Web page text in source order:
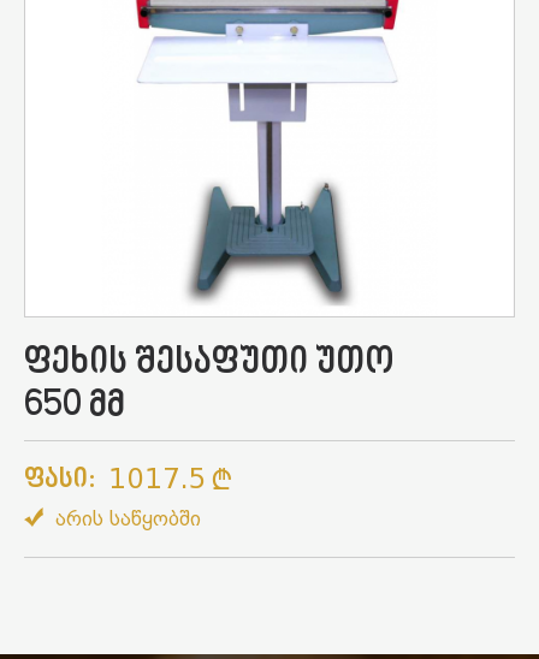
ფეხის შესაფუთი უთო
650 მმ
Ფასი: 1017.5
არის საწყობში